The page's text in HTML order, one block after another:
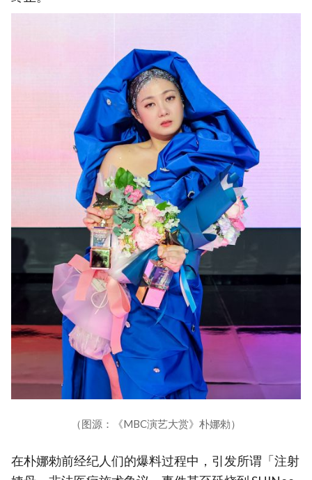
（图源：《MBC演艺大赏》朴娜勑）
在朴娜勑前经纪人们的爆料过程中，引发所谓「注射